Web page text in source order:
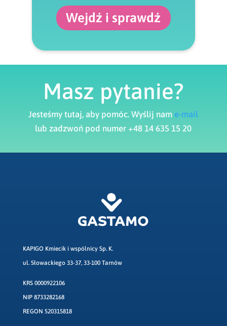
Wejdź i sprawdź
Masz pytanie?
Jesteśmy tutaj, aby pomóc. Wyślij nam e-mail
lub zadzwoń pod numer +48 14 635 15 20
KAPIGO Kmiecik i wspólnicy Sp. K.
ul. Słowackiego 33-37, 33-100 Tarnów
KRS 0000922106
NIP 8733282168
REGON 520315818